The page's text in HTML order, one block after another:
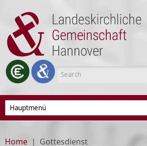
Search form
Home | Gottesdienst